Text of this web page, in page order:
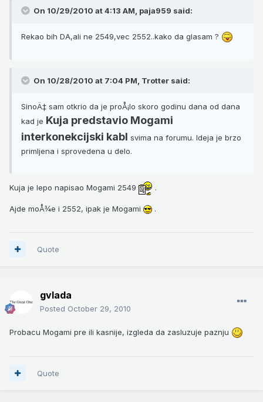
On 10/29/2010 at 4:13 AM, paja959 said:
Rekao bih DA,ali ne 2549,vec 2552..kako da glasam ?
On 10/28/2010 at 7:04 PM, Trotter said:
SinoÄ‡ sam otkrio da je proÅ¡lo skoro godinu dana od dana
kad je Kuja predstavio Mogami
interkonekcijski kabl svima na forumu. Ideja je brzo
primljena i sprovedena u delo.
Kuja je lepo napisao Mogami 2549 .
Ajde moÅ¾e i 2552, ipak je Mogami .
Quote
gvlada
Posted October 29, 2010
Probacu Mogami pre ili kasnije, izgleda da zasluzuje paznju
Quote